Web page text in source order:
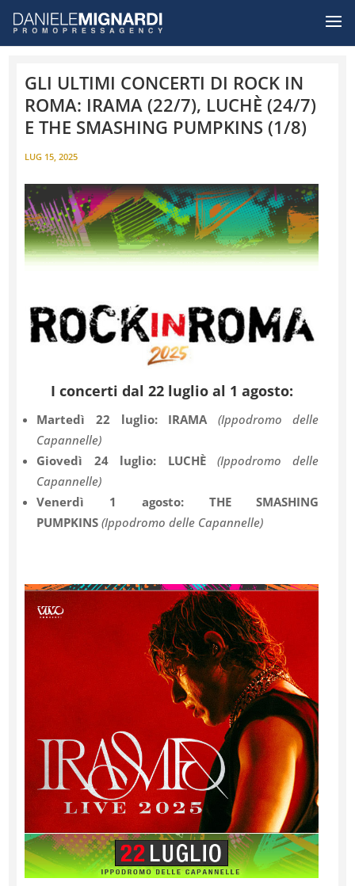
GLI ULTIMI CONCERTI DI ROCK IN
ROMA: IRAMA (22/7), LUCHÈ (24/7)
E THE SMASHING PUMPKINS (1/8)
LUG 15, 2025
I concerti dal 22 luglio al 1 agosto:
Martedì 22 luglio: IRAMA (Ippodromo delle
Capannelle)
Giovedì 24 luglio: LUCHÈ(Ippodromo delle
Capannelle)
Venerdì 1 agosto: THE SMASHING
PUMPKINS(Ippodromo delle Capannelle)